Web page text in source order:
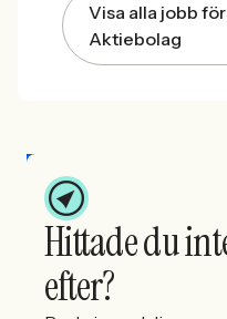
Visa alla jobb
Aktiebolag
Hittade du
efter?